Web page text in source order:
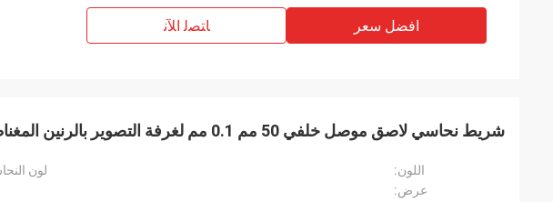
افضل سعر ﺎﺘﺼﻟ ﺍﻶﻧ
شريط نحاسي لاصق موصل خلفي 50 مم 0.1 مم لغرفة التصوير بالرنين المغناطيسي
اللون:
لون
عرض: